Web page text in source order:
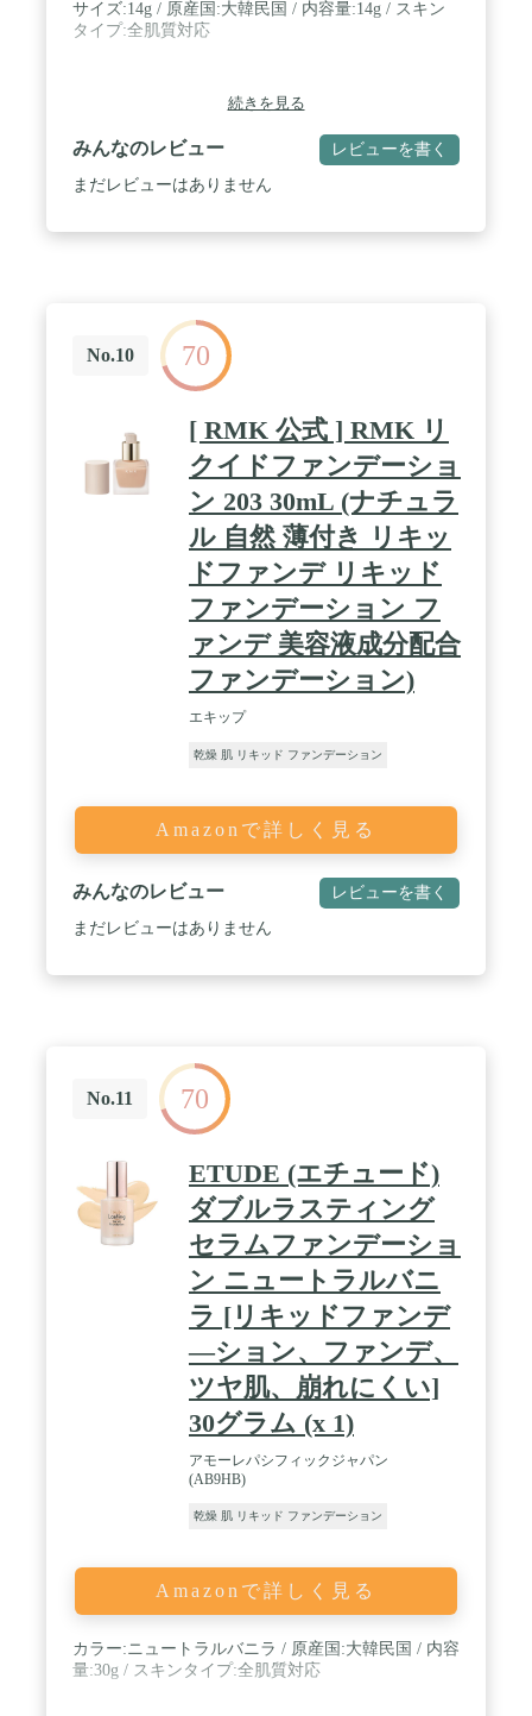
サイズ:14g / 原産国:大韓民国 / 内容量:14g / スキン
タイプ:全肌質対応
続きを見る
みんなのレビュー レビューを書く
まだレビューはありません
No.10 70
[ RMK 公式 ] RMK リ
クイドファンデーショ
ン 203 30mL (ナチュラ
ル 自然 薄付き リキッ
ドファンデ リキッド
ファンデーション フ
ァンデ 美容液成分配合
ファンデーション)
エキップ
乾燥 肌 リキッド ファンデーション
Amazonで詳しく見る
みんなのレビュー レビューを書く
まだレビューはありません
No.11 70
ETUDE (エチュード)
ダブルラスティング
セラムファンデーショ
ン ニュートラルバニ
ラ [リキッドファンデ
―ション、ファンデ、
ツヤ肌、崩れにくい]
30グラム (x 1)
アモーレパシフィックジャパン
(AB9HB)
乾燥 肌 リキッド ファンデーション
Amazonで詳しく見る
カラー:ニュートラルバニラ / 原産国:大韓民国 / 内容
量:30g / スキンタイプ:全肌質対応